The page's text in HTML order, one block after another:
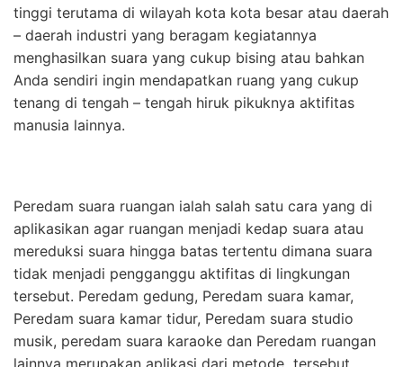
tinggi terutama di wilayah kota kota besar atau daerah
– daerah industri yang beragam kegiatannya
menghasilkan suara yang cukup bising atau bahkan
Anda sendiri ingin mendapatkan ruang yang cukup
tenang di tengah – tengah hiruk pikuknya aktifitas
manusia lainnya.
Peredam suara ruangan ialah salah satu cara yang di
aplikasikan agar ruangan menjadi kedap suara atau
mereduksi suara hingga batas tertentu dimana suara
tidak menjadi pengganggu aktifitas di lingkungan
tersebut. Peredam gedung, Peredam suara kamar,
Peredam suara kamar tidur, Peredam suara studio
musik, peredam suara karaoke dan Peredam ruangan
lainnya merupakan aplikasi dari metode tersebut.